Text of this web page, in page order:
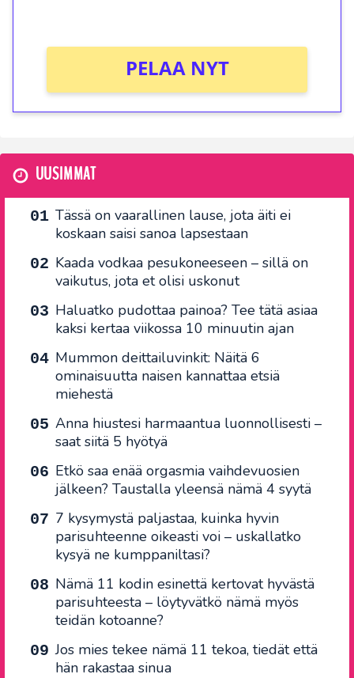
PELAA NYT
UUSIMMAT
Tässä on vaarallinen lause, jota äiti ei
koskaan saisi sanoa lapsestaan
Kaada vodkaa pesukoneeseen – sillä on
vaikutus, jota et olisi uskonut
Haluatko pudottaa painoa? Tee tätä asiaa
kaksi kertaa viikossa 10 minuutin ajan
Mummon deittailuvinkit: Näitä 6
ominaisuutta naisen kannattaa etsiä
miehestä
Anna hiustesi harmaantua luonnollisesti –
saat siitä 5 hyötyä
Etkö saa enää orgasmia vaihdevuosien
jälkeen? Taustalla yleensä nämä 4 syytä
7 kysymystä paljastaa, kuinka hyvin
parisuhteenne oikeasti voi – uskallatko
kysyä ne kumppaniltasi?
Nämä 11 kodin esinettä kertovat hyvästä
parisuhteesta – löytyvätkö nämä myös
teidän kotoanne?
Jos mies tekee nämä 11 tekoa, tiedät että
hän rakastaa sinua